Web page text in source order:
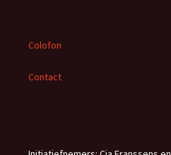
Colofon
Contact